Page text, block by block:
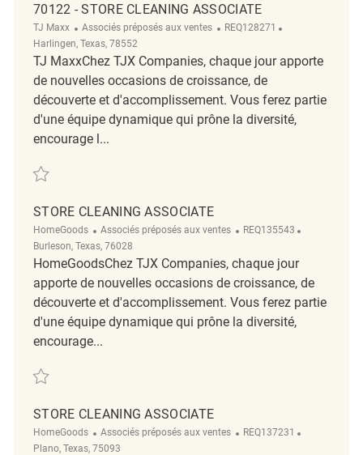
70122 - STORE CLEANING ASSOCIATE
TJ Maxx Catégorie
Associés préposés aux ventes ReqId
REQ128271
Harlingen, Texas, 78552
TJ MaxxChez TJX Companies, chaque jour apporte
de nouvelles occasions de croissance, de
découverte et d'accomplissement. Vous ferez partie
d'une équipe dynamique qui prône la diversité,
encourage l...
Sauvegarder 70122 - Store Cleaning Associate REQ128271
STORE CLEANING ASSOCIATE
HomeGoods Catégorie
Associés préposés aux ventes ReqId
REQ135543
Burleson, Texas, 76028
HomeGoodsChez TJX Companies, chaque jour
apporte de nouvelles occasions de croissance, de
découverte et d'accomplissement. Vous ferez partie
d'une équipe dynamique qui prône la diversité,
encourage...
Sauvegarder Store Cleaning Associate REQ135543
STORE CLEANING ASSOCIATE
HomeGoods Catégorie
Associés préposés aux ventes ReqId
REQ137231
Plano, Texas, 75093